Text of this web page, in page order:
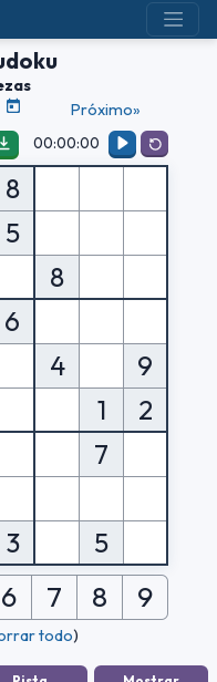
Próximo»
00:00:00
8
5
8
6
4
9
1
2
7
3 5
6 7 8 9
todo)